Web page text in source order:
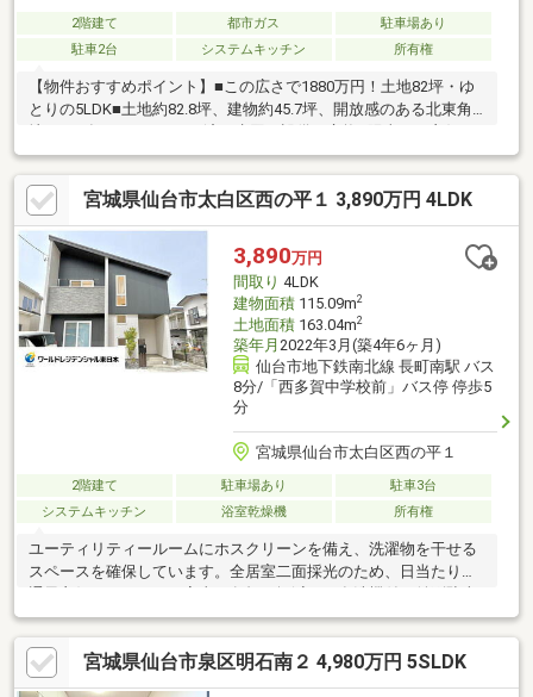
2階建て 都市ガス
駐車場あり
駐車2台
システムキッチン 所有権
【物件おすすめポイント】■この広さで1880万円！土地82坪・ゆ
とりの5LDK■土地約82.8坪、建物約45.7坪、開放感のある北東角
南側にお庭あり■駐車スペース2台分あり（1台分カーポート付）■
解放感あふれる玄関吹抜け■空家につき即時お引渡し可能【ライ
フインフォメーション】■館小学校 徒歩11分（約750m）■館中学
校 徒歩15分（約1.1km）■薬王堂 徒歩10分（約700m）■セブンイ
レブン 徒歩10分（約700m）■バス停「泉ビレジ2丁目西」徒歩4分
宮城県仙台市太白区西の平１ 3,890万円 4LDK
3,890万円
間取り 4LDK
建物面積115.09m2
土地面積163.04m2
築年月 2022年3月(築4年6ヶ月)
仙台市地下鉄南北線 長町南駅 バス
8分/「西多賀中学校前」バス停 停歩5
分
宮城県仙台市太白区西の平１
2階建て 駐車場あり
駐車3台
システムキッチン
浴室乾燥機 所有権
ユーティリティールームにホスクリーンを備え、洗濯物を干せる
スペースを確保しています。全居室二面採光のため、日当たり・
台可能（※車種により制限有）全居室6帖以上のゆとりのある空間
徒歩10分圏内に生活利便施設多数そろっていますキッチンには収
納力豊富なカップボード付きリビングダイニングには、開放感の
ある折り上げ天井を採用仙台市立金剛沢小学校：徒歩7分（約
宮城県仙台市泉区明石南２ 4,980万円 5SLDK